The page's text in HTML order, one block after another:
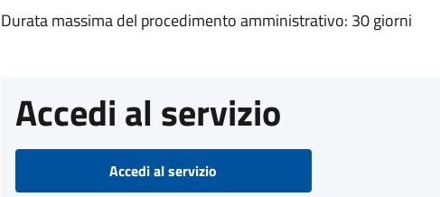
Durata massima del procedimento amministrativo: 30 giorni
Accedi al servizio
Accedi al servizio